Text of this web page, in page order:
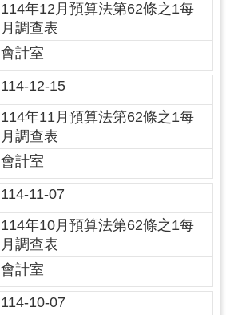
114年12月預算法第62條之1每
月調查表
會計室
114-12-15
114年11月預算法第62條之1每
月調查表
會計室
114-11-07
114年10月預算法第62條之1每
月調查表
會計室
114-10-07